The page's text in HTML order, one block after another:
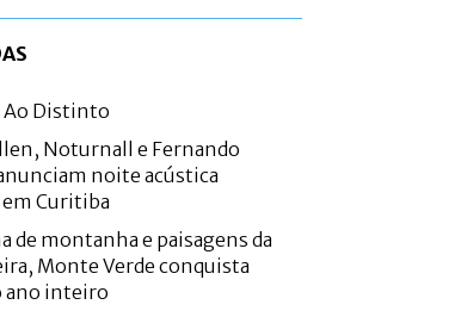
Ao Distinto
Noturnall e Fernando
noite acústica
Curitiba
de montanha e paisagens da
Monte Verde conquista
ano inteiro